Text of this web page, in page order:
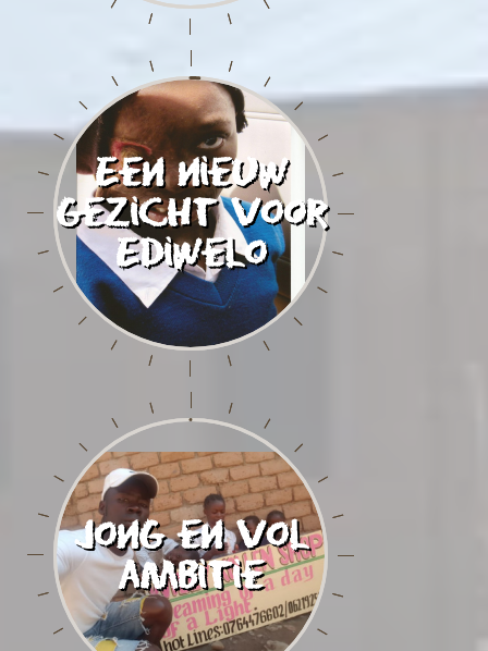
Een nieuw
gezicht voor
Ediwelo
Jong en vol
ambitie